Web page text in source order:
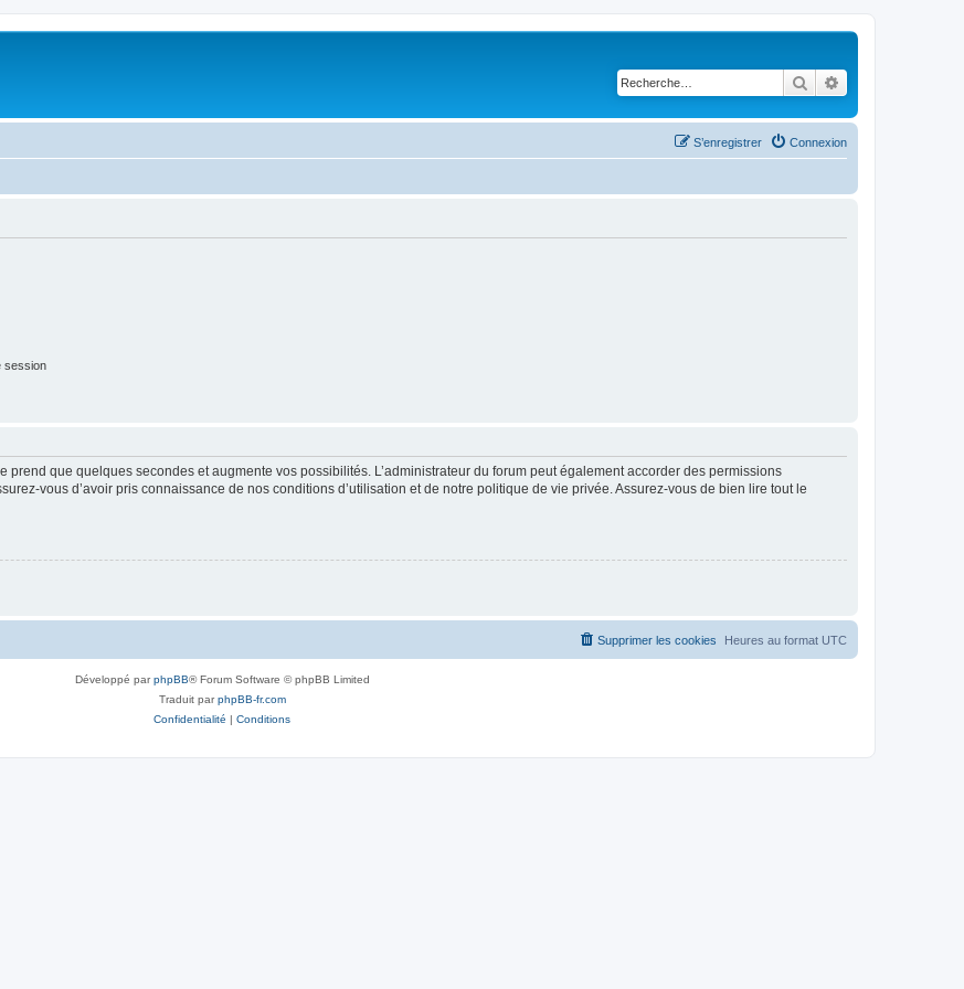
Rechercher
Connexion
S’enregistrer
session
prend que quelques secondes et augmente vos possibilités. L’administrateur du forum peut également accorder des permissions
vous d’avoir pris connaissance de nos conditions d’utilisation et de notre politique de vie privée. Assurez-vous de bien lire tout le
Heures au format UTC
Supprimer les cookies
Développé parphpBB® Forum Software © phpBB Limited
Traduit parphpBB-fr.com
Confidentialité | Conditions